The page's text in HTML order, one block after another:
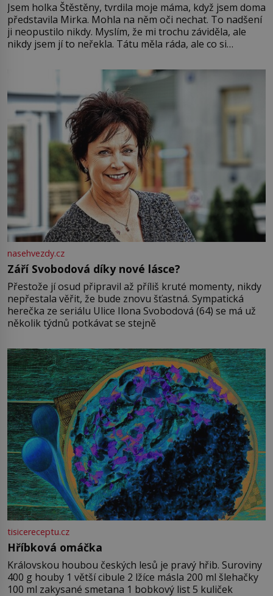
Jsem holka Štěstěny, tvrdila moje máma, když jsem doma
představila Mirka. Mohla na něm oči nechat. To nadšení
ji neopustilo nikdy. Myslím, že mi trochu záviděla, ale
nikdy jsem jí to neřekla. Tátu měla ráda, ale co si
Jsme spolu moc rádi Tehdy byla jiná doba, když
nasehvezdy.cz
Září Svobodová díky nové lásce?
Přestože jí osud připravil až příliš kruté momenty, nikdy
nepřestala věřit, že bude znovu šťastná. Sympatická
herečka ze seriálu Ulice Ilona Svobodová (64) se má už
několik týdnů potkávat se stejně
tisicereceptu.cz
Hříbková omáčka
Královskou houbou českých lesů je pravý hřib. Suroviny
400 g houby 1 větší cibule 2 lžíce másla 200 ml šlehačky
100 ml zakysané smetana 1 bobkový list 5 kuliček